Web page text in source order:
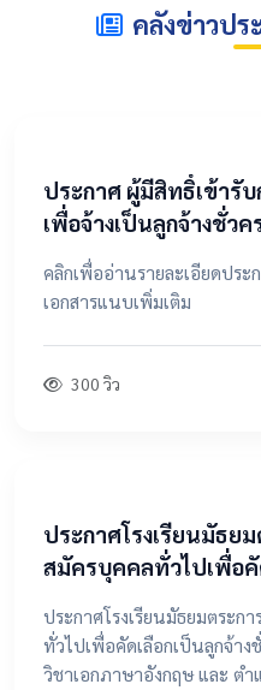
คลังข่าวป
ประกาศ ผู้มีสิทธิ์เข้ารั
เพื่อจ้างเป็นลูกจ้างชั่ว
นักการภารโรง
คลิกเพื่ออ่านรายละเอียดปร
เอกสารแนบเพิ่มเติม
300 วิว
ประกาศโรงเรียนมัธย
สมัครบุคคลทั่วไปเพื่อคั
ตำแหน่งครูอัตราจ้าง
ตำแหน่งแม่บ้าน / นักก
ประกาศโรงเรียนมัธยมตระก
ทั่วไปเพื่อคัดเลือกเป็นลูกจ้าง
วิชาเอกภาษาอังกฤษ และ ต